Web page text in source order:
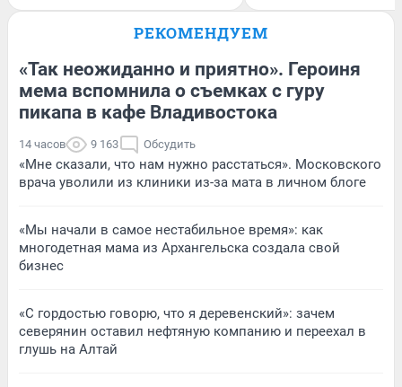
РЕКОМЕНДУЕМ
«Так неожиданно и приятно». Героиня
мема вспомнила о съемках с гуру
пикапа в кафе Владивостока
14 часов 9 163 Обсудить
«Мне сказали, что нам нужно расстаться». Московского
врача уволили из клиники из-за мата в личном блоге
«Мы начали в самое нестабильное время»: как
многодетная мама из Архангельска создала свой
бизнес
«С гордостью говорю, что я деревенский»: зачем
северянин оставил нефтяную компанию и переехал в
глушь на Алтай